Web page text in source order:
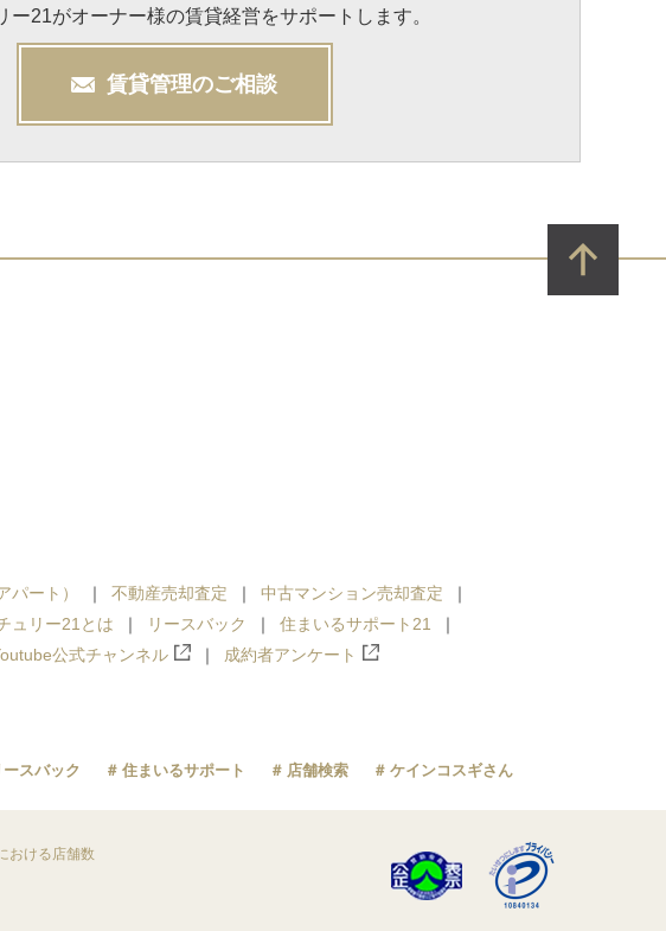
ー21がオーナー様の賃貸経営をサポートします。
賃貸管理のご相談
パート） 不動産売却査定
中古マンション売却査定
ュリー21とは リースバック
住まいるサポート21
公式チャンネル 成約者アンケート
ースバック 住まいるサポート 店舗検索 ケインコスギさん
おける店舗数